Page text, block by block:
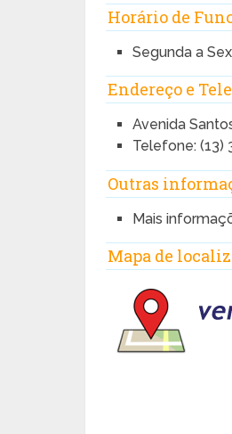
Horário de
Segunda a
Endereço e
Avenida
Telefone: (13)
Outras
Mais
Mapa de